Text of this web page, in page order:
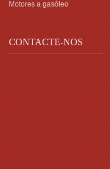
Motores a gasóleo
CONTACTE-NOS